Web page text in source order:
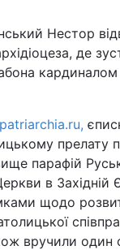
Нестор
де
patriarchia.ru,
прелату
парафій
в Західній
щодо
вручили один